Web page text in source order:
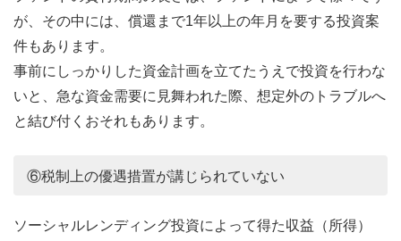
が、その中には、償還まで1年以上の年月を要する投資案
件もあります。
事前にしっかりした資金計画を立てたうえで投資を行わな
いと、急な資金需要に見舞われた際、想定外のトラブルへ
と結び付くおそれもあります。
⑥税制上の優遇措置が講じられていない
ソーシャルレンディング投資によって得た収益（所得）